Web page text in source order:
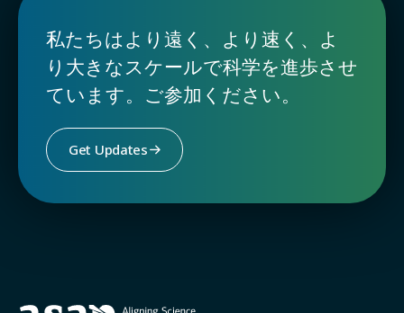
私たちはより遠く、より速く、よ
り大きなスケールで科学を進歩させ
ています。ご参加ください。
Get Updates